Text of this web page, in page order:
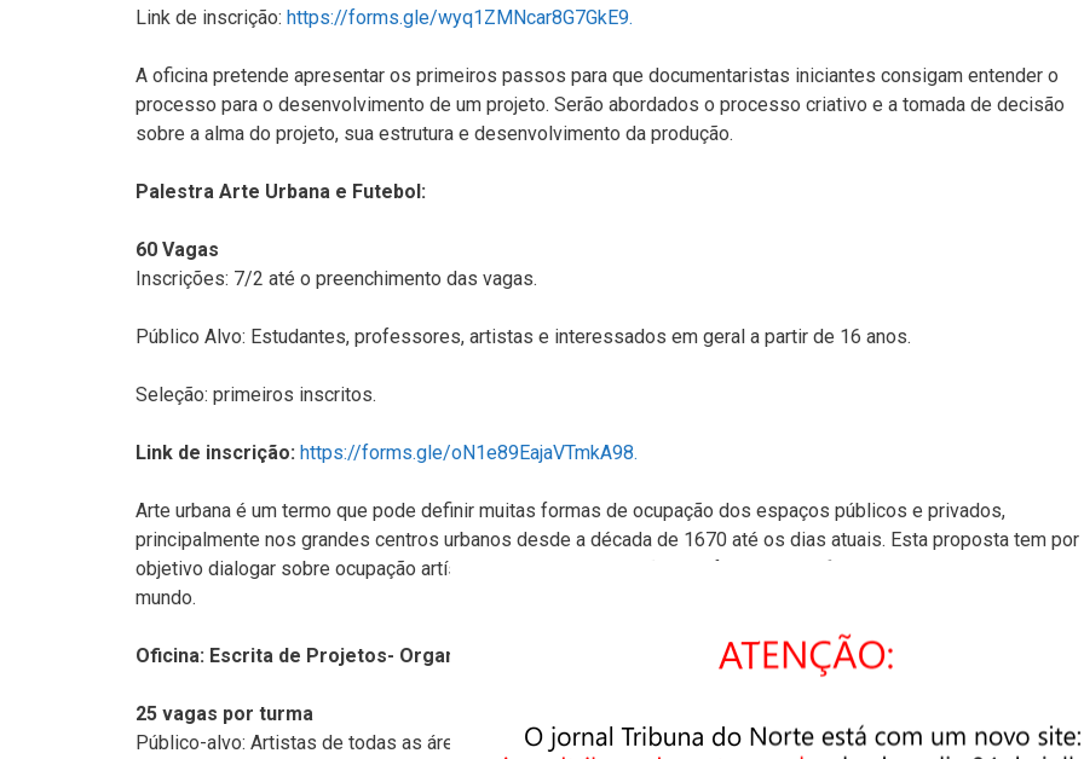
Link de inscrição: https://forms.gle/wyq1ZMNcar8G7GkE9.
A oficina pretende apresentar os primeiros passos para que documentaristas iniciantes consigam entender o
processo para o desenvolvimento de um projeto. Serão abordados o processo criativo e a tomada de decisão
sobre a alma do projeto, sua estrutura e desenvolvimento da produção.
Palestra Arte Urbana e Futebol:
60 Vagas
Inscrições: 7/2 até o preenchimento das vagas.
Público Alvo: Estudantes, professores, artistas e interessados em geral a partir de 16 anos.
Seleção: primeiros inscritos.
Link de inscrição: https://forms.gle/oN1e89EajaVTmkA98.
Arte urbana é um termo que pode definir muitas formas de ocupação dos espaços públicos e privados,
principalmente nos grandes centros urbanos desde a década de 1670 até os dias atuais. Esta proposta tem por
objetivo dialogar sobre ocupação artística urbana e sua relação com futebol em diferentes contextos ao redor
mundo.
Oficina: Escrita de Projetos- Organização de ideais, contextos e narrativas artísticas
25 vagas por turma
Público-alvo: Artistas de todas as áreas, estudantes de arte e demais profissionais envolvidos com produção